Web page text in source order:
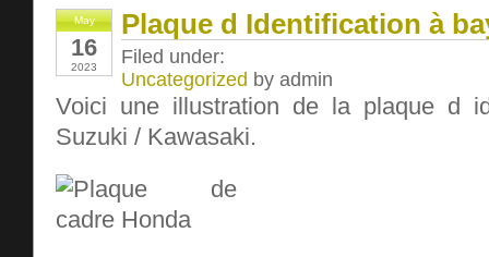
May
16
2023
Plaque d Identification à
Filed under:
Uncategorized by admin
Voici une illustration de la plaque d
Suzuki / Kawasaki.